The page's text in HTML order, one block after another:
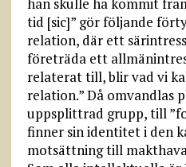
tid [sic]” gör följande
relation, där ett
företräda ett
relaterat till, blir vad vi
relation.” Då omvandlas
uppsplittrad grupp, till
finner sin identitet i den
motsättning till